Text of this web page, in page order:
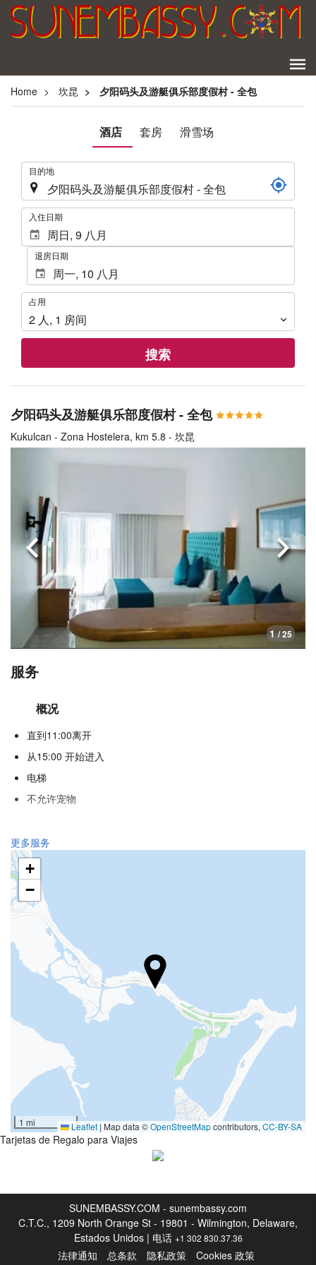
Home 坎昆 夕阳码头及游艇俱乐部度假村 - 全包
酒店 套房 滑雪场
. 目的地
. 入住日期
退房日期
占
用
占用
2 人, 1 房间
搜索
夕阳码头及游艇俱乐部度假村 - 全包
Kukulcan - Zona Hostelera, km 5.8 - 坎昆
1 / 25
上一页 下一
服务
概况
直到11:00离开
从15:00 开始进入
电梯
不允许宠物
接待服务
24小时前台
行李寄存
食品与饮品
单点餐厅
酒巴
游泳池
停车
互联网
家务管理
泳衣店
健康
更多服务
+
−
1 mi Leaflet | Map data ©OpenStreetMapcontributors, CC-BY-SA
Tarjetas de Regalo para Viajes
SUNEMBASSY.COM - sunembassy.com
C.T.C., 1209 North Orange St - 19801 - Wilmington, Delaware,
Estados Unidos | 电话 +1 302 830.37.36
法律通知 总条款 隐私政策
Cookies 政策